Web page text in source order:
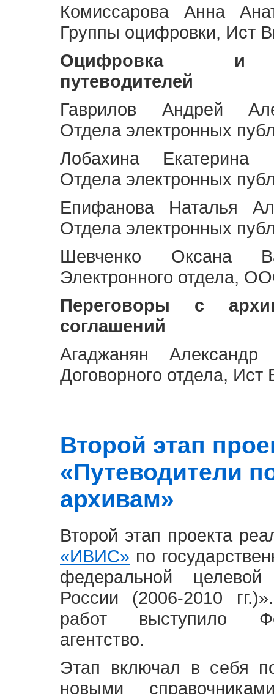
Комиссарова Анна
Группы оцифровки, Ист
Оцифровка и
путеводителей
Гаврилов Андрей
Отдела электронных
Лобахина Екатерина
Отдела электронных
Епифанова Наталья
Отдела электронных
Шевченко Оксана
Электронного отдела,
Переговоры с
соглашений
Агаджанян Александр
Договорного отдела,
Второй этап
«Путеводители
архивам»
Второй этап проекта
«ИВИС» по
федеральной
России (2006-2010
работ выступило
агентство.
Этап включал в себя
новыми